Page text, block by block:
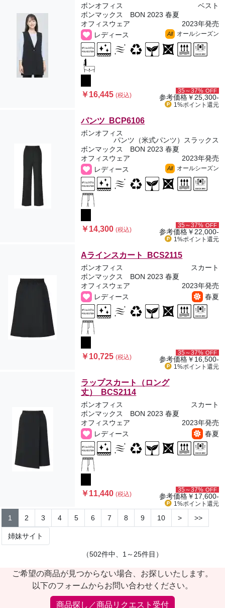
ボンオフィス
ベスト
ボンマックス BON 2023 春夏
オフィスウェア
2023年発売
レディース
All オールシーズン
￥16,445(税込)
35～37% OFF
参考価格￥25,300-
1%ポイント 還元
パンツ BCP6106
ボンオフィス
パンツ（米式パンツ）スラックス
ボンマックス BON 2023 春夏
オフィスウェア
2023年発売
レディース
All オールシーズン
￥14,300(税込)
35～37% OFF
参考価格￥22,000-
1%ポイント 還元
Aラインスカート BCS2115
ボンオフィス
スカート
ボンマックス BON 2023 春夏
オフィスウェア
2023年発売
レディース
春夏
￥10,725(税込)
35～37% OFF
参考価格￥16,500-
1%ポイント 還元
ラップスカート（ロング
丈） BCS2114
ボンオフィス
スカート
ボンマックス BON 2023 春夏
オフィスウェア
2023年発売
レディース
春夏
￥11,440(税込)
35～37% OFF
参考価格￥17,600-
1%ポイント 還元
1 2 3 4 5 6 7 8 9 10 > >>
姉妹サイト
（502件中、1～25件目）
ご希望の商品が見つからない場合、お探しいたします。
以下のフォームからお問い合わせください。
商品探し／商品リクエスト受付